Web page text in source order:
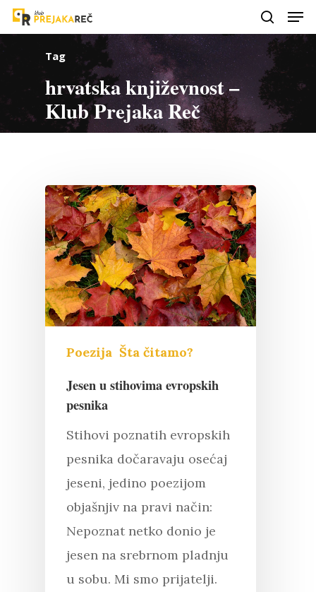
Tag
hrvatska književnost –
Klub Prejaka Reč
Poezija Šta čitamo?
Jesen u stihovima evropskih
pesnika
Stihovi poznatih evropskih
pesnika dočaravaju osećaj
jeseni, jedino poezijom
objašnjiv na pravi način:
Nepoznat netko donio je
jesen na srebrnom pladnju
u sobu. Mi smo prijatelji.